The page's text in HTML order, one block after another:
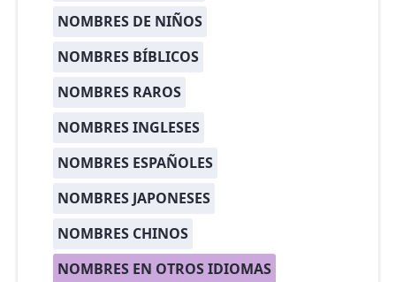
NOMBRES DE NIÑOS
NOMBRES BÍBLICOS
NOMBRES RAROS
NOMBRES INGLESES
NOMBRES ESPAÑOLES
NOMBRES JAPONESES
NOMBRES CHINOS
NOMBRES EN OTROS IDIOMAS